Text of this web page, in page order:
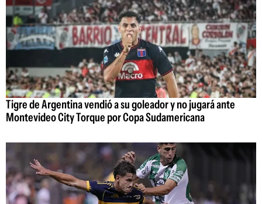
Tigre de Argentina vendió a su goleador y no jugará ante
Montevideo City Torque por Copa Sudamericana